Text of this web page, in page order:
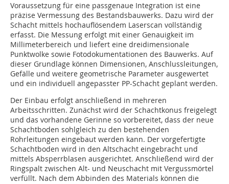
Voraussetzung für eine passgenaue Integration ist eine
präzise Vermessung des Bestandsbauwerks. Dazu wird der
Schacht mittels hochauflösendem Laserscan vollständig
erfasst. Die Messung erfolgt mit einer Genauigkeit im
Millimeterbereich und liefert eine dreidimensionale
Punktwolke sowie Fotodokumentationen des Bauwerks. Auf
dieser Grundlage können Dimensionen, Anschlussleitungen,
Gefälle und weitere geometrische Parameter ausgewertet
und ein individuell angepasster PP-Schacht geplant werden.
Der Einbau erfolgt anschließend in mehreren
Arbeitsschritten. Zunächst wird der Schachtkonus freigelegt
und das vorhandene Gerinne so vorbereitet, dass der neue
Schachtboden sohlgleich zu den bestehenden
Rohrleitungen eingebaut werden kann. Der vorgefertigte
Schachtboden wird in den Altschacht eingebracht und
mittels Absperrblasen ausgerichtet. Anschließend wird der
Ringspalt zwischen Alt- und Neuschacht mit Vergussmörtel
verfüllt. Nach dem Abbinden des Materials können die